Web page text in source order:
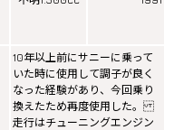
10年以上前にサニーに乗って
いた時に使用して調子が良く
なった経験があり、今回乗り
換えたため再度使用した。
走行はチューニングエンジン